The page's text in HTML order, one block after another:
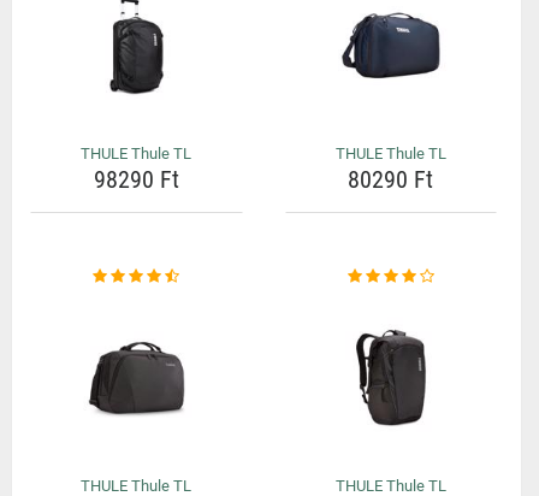
THULE Thule TL
98290 Ft
THULE Thule TL
80290 Ft
THULE Thule TL THULE Thule TL